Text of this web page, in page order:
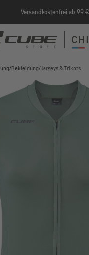
Versandkostenfrei ab 99 €
/Bekleidung/Jerseys & Trikots